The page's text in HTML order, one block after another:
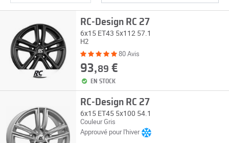
RC-Design RC 27
6x15 ET43 5x112 57.1
H2
80 Avis
93,89 €
EN STOCK
RC-Design RC 27
6x15 ET45 5x100 54.1
Couleur Gris
Approuvé pour l'hiver